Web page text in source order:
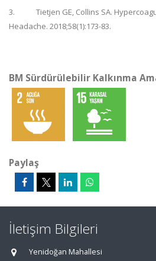
3.
Tietjen GE, Collins SA.
Headache. 2018;58(1):173-83.
BM Sürdürülebilir Kalkınma
Paylaş
İletişim Bilgileri
Yenidoğan Mahallesi